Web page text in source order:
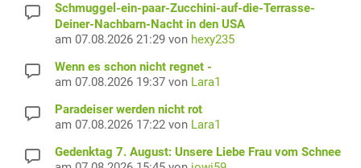
Schmuggel-ein-paar-Zucchini-auf-die-Terrasse-
Deiner-Nachbarn-Nacht in den USA
am 07.08.2026 21:29 von hexy235
Wenn es schon nicht regnet -
am 07.08.2026 19:37 von Lara1
Paradeiser werden nicht rot
am 07.08.2026 17:22 von Lara1
Gedenktag 7. August: Unsere Liebe Frau vom Schnee